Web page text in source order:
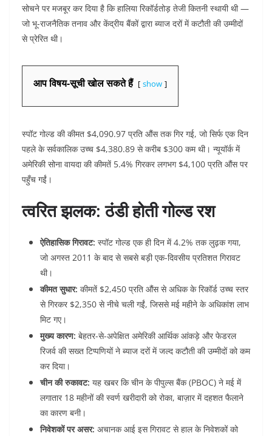
सोचने पर मजबूर कर दिया है कि हालिया रिकॉर्डतोड़ तेजी कितनी स्थायी थी —
जो भू-राजनैतिक तनाव और केंद्रीय बैंकों द्वारा ब्याज दरों में कटौती की उम्मीदों
से प्रेरित थी।
आप विषय-सूची खोल सकते हैं show
स्पॉट गोल्ड की कीमत $4,090.97 प्रति औंस तक गिर गई, जो सिर्फ एक दिन
पहले के सर्वकालिक उच्च $4,380.89 से करीब $300 कम थी। न्यूयॉर्क में
अमेरिकी सोना वायदा की कीमतें 5.4% गिरकर लगभग $4,100 प्रति औंस पर
पहुँच गईं।
त्वरित झलक: ठंडी होती गोल्ड रश
ऐतिहासिक गिरावट: स्पॉट गोल्ड एक ही दिन में 4.2% तक लुढ़क गया,
जो अगस्त 2011 के बाद से सबसे बड़ी एक-दिवसीय प्रतिशत गिरावट
थी।
कीमत सुधार: कीमतें $2,450 प्रति औंस से अधिक के रिकॉर्ड उच्च स्तर
से गिरकर $2,350 से नीचे चली गईं, जिससे मई महीने के अधिकांश लाभ
मिट गए।
मुख्य कारण: बेहतर-से-अपेक्षित अमेरिकी आर्थिक आंकड़े और फेडरल
रिजर्व की सख्त टिप्पणियों ने ब्याज दरों में जल्द कटौती की उम्मीदों को कम
कर दिया।
चीन की रुकावट: यह खबर कि चीन के पीपुल्स बैंक (PBOC) ने मई में
लगातार 18 महीनों की स्वर्ण खरीदारी को रोका, बाज़ार में दहशत फैलाने
का कारण बनी।
निवेशकों पर असर: अचानक आई इस गिरावट से हाल के निवेशकों को